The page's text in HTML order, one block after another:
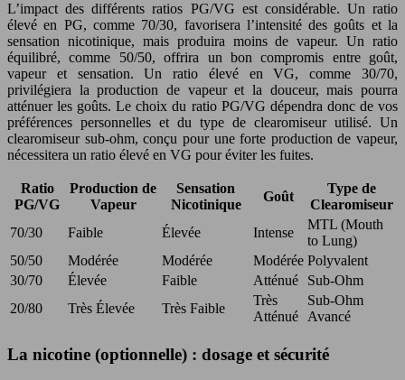
L’impact des différents ratios PG/VG est considérable. Un ratio
élevé en PG, comme 70/30, favorisera l’intensité des goûts et la
sensation nicotinique, mais produira moins de vapeur. Un ratio
équilibré, comme 50/50, offrira un bon compromis entre goût,
vapeur et sensation. Un ratio élevé en VG, comme 30/70,
privilégiera la production de vapeur et la douceur, mais pourra
atténuer les goûts. Le choix du ratio PG/VG dépendra donc de vos
préférences personnelles et du type de clearomiseur utilisé. Un
clearomiseur sub-ohm, conçu pour une forte production de vapeur,
nécessitera un ratio élevé en VG pour éviter les fuites.
Ratio
PG/VG
Production de
Vapeur
Sensation
Nicotinique
Goût
Type de
Clearomiseur
70/30
Faible Élevée Intense
MTL (Mouth
to Lung)
50/50
Modérée Modérée Modérée Polyvalent
30/70
Élevée Faible Atténué
Sub-Ohm
20/80
Très Élevée Très Faible
Très
Atténué
Sub-Ohm
Avancé
La nicotine (optionnelle) : dosage et sécurité